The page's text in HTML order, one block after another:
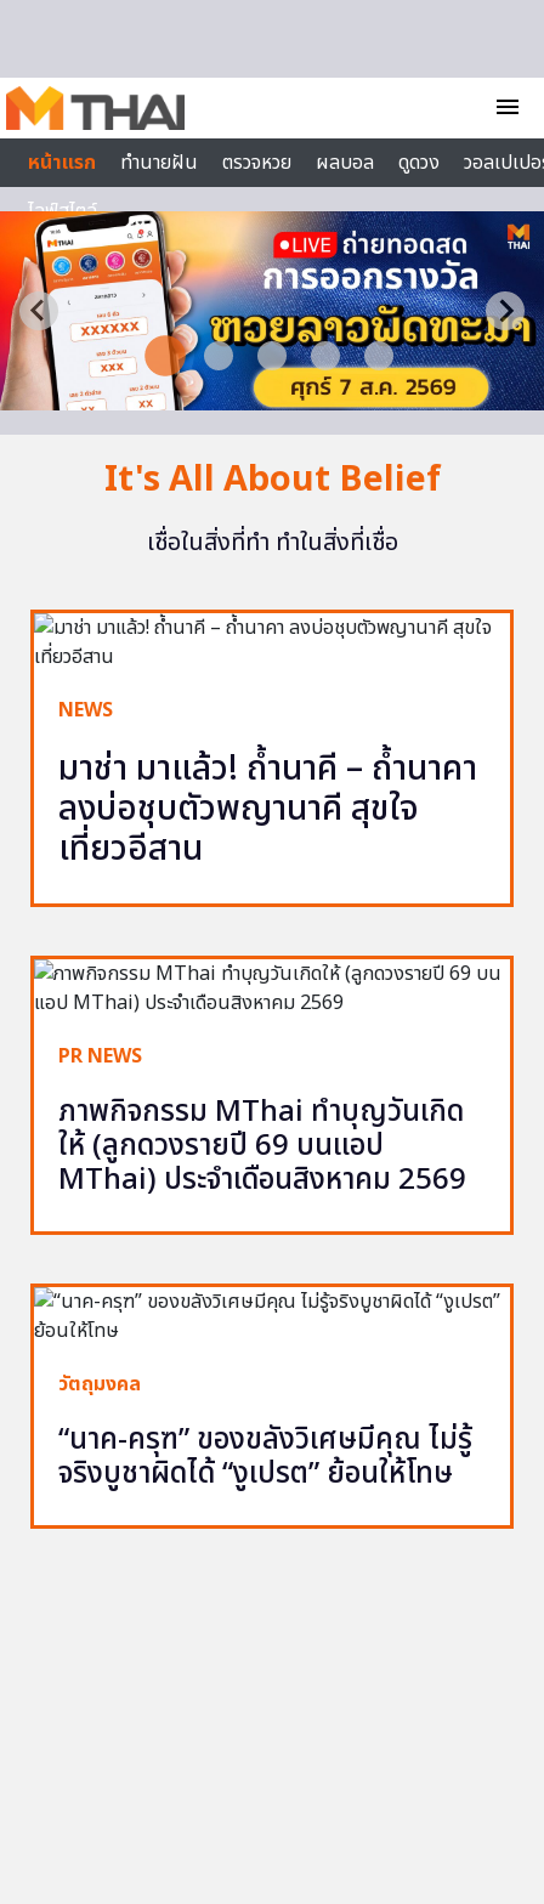
menu
หน้าแรก
ทำนายฝัน ตรวจหวย ผลบอล ดูดวง
วอลเปเป
ไลฟ์สไตล์
It's All About Belief
เชื่อในสิ่งที่ทำ ทำในสิ่งที่เชื่อ
NEWS
มาช่า มาแล้ว! ถ้ำนาคี – ถ้ำนาคา
ลงบ่อชุบตัวพญานาคี สุขใจ
เที่ยวอีสาน
PR NEWS
ภาพกิจกรรม MThai ทำบุญวันเกิด
ให้ (ลูกดวงรายปี 69 บนแอป
MThai) ประจำเดือนสิงหาคม 2569
วัตถุมงคล
“นาค-ครุฑ” ของขลังวิเศษมีคุณ ไม่รู้
จริงบูชาผิดได้ “งูเปรต” ย้อนให้โทษ